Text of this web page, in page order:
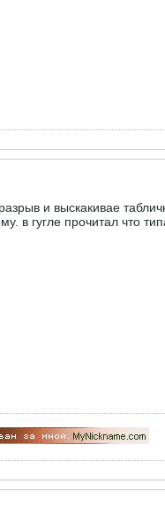
и выскакивае
в гугле прочитал что